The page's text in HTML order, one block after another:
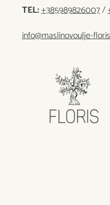
TEL:+385989826007/
info@maslinovoulje-